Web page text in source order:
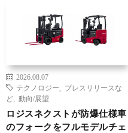
2026.08.07
テクノロジー
プレスリリースな
ど
動向/展望
ロジスネクストが防爆仕様車
のフォークをフルモデルチェ